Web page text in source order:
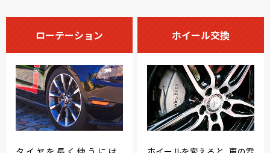
ローテーション ホイール交換